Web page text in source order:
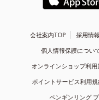
会社案内TOP 採用情報
個人情報保護につい
オンラインショップ利
ポイントサービス利用
ペンギンリング